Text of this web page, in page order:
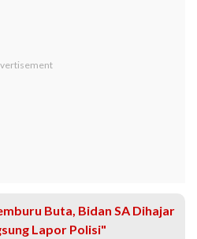
Buta, Bidan SA Dihajar
Lapor Polisi"